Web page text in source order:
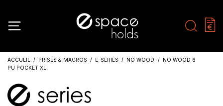
ACCUEIL PRISES & MACROS E-SERIES NO WOOD
NO WOOD 6
PU POCKET XL